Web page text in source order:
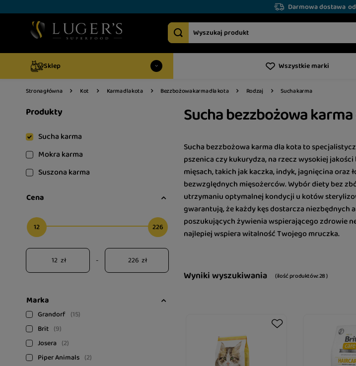
Darmowa dostawa
Sklep Wszystkie marki
Strona główna Kot Karma dla kota Bezzbożowa karma dla kota Rodzaj Sucha karma
Produkty
Sucha karma
Mokra karma
Suszona karma
Cena
zł - zł
12 226
Marka
Grandorf
15
Brit
9
Josera
2
Piper Animals
2
Sucha bezzbożowa
Sucha bezzbożowa karma dla kota to
pszenica czy kukurydza, na rzecz wysokiej
mięsach, takich jak kaczka, indyk, jagnięcina
bezwzględnych mięsożerców. Wybór diety bez
utrzymaniu optymalnej kondycji u kotów
gwarantują, że każdy kęs dostarcza
poszukujących żywienia wspierającego zdrowie
najlepiej wspiera witalność Twojego mruczka.
Wyniki wyszukiwania ( ilość produktów:28)